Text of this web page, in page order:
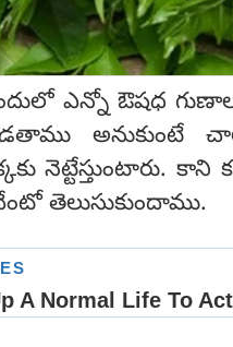
ఎన్నో ఔషధ
అనుకుంటే
తెలుసుకుందాము.